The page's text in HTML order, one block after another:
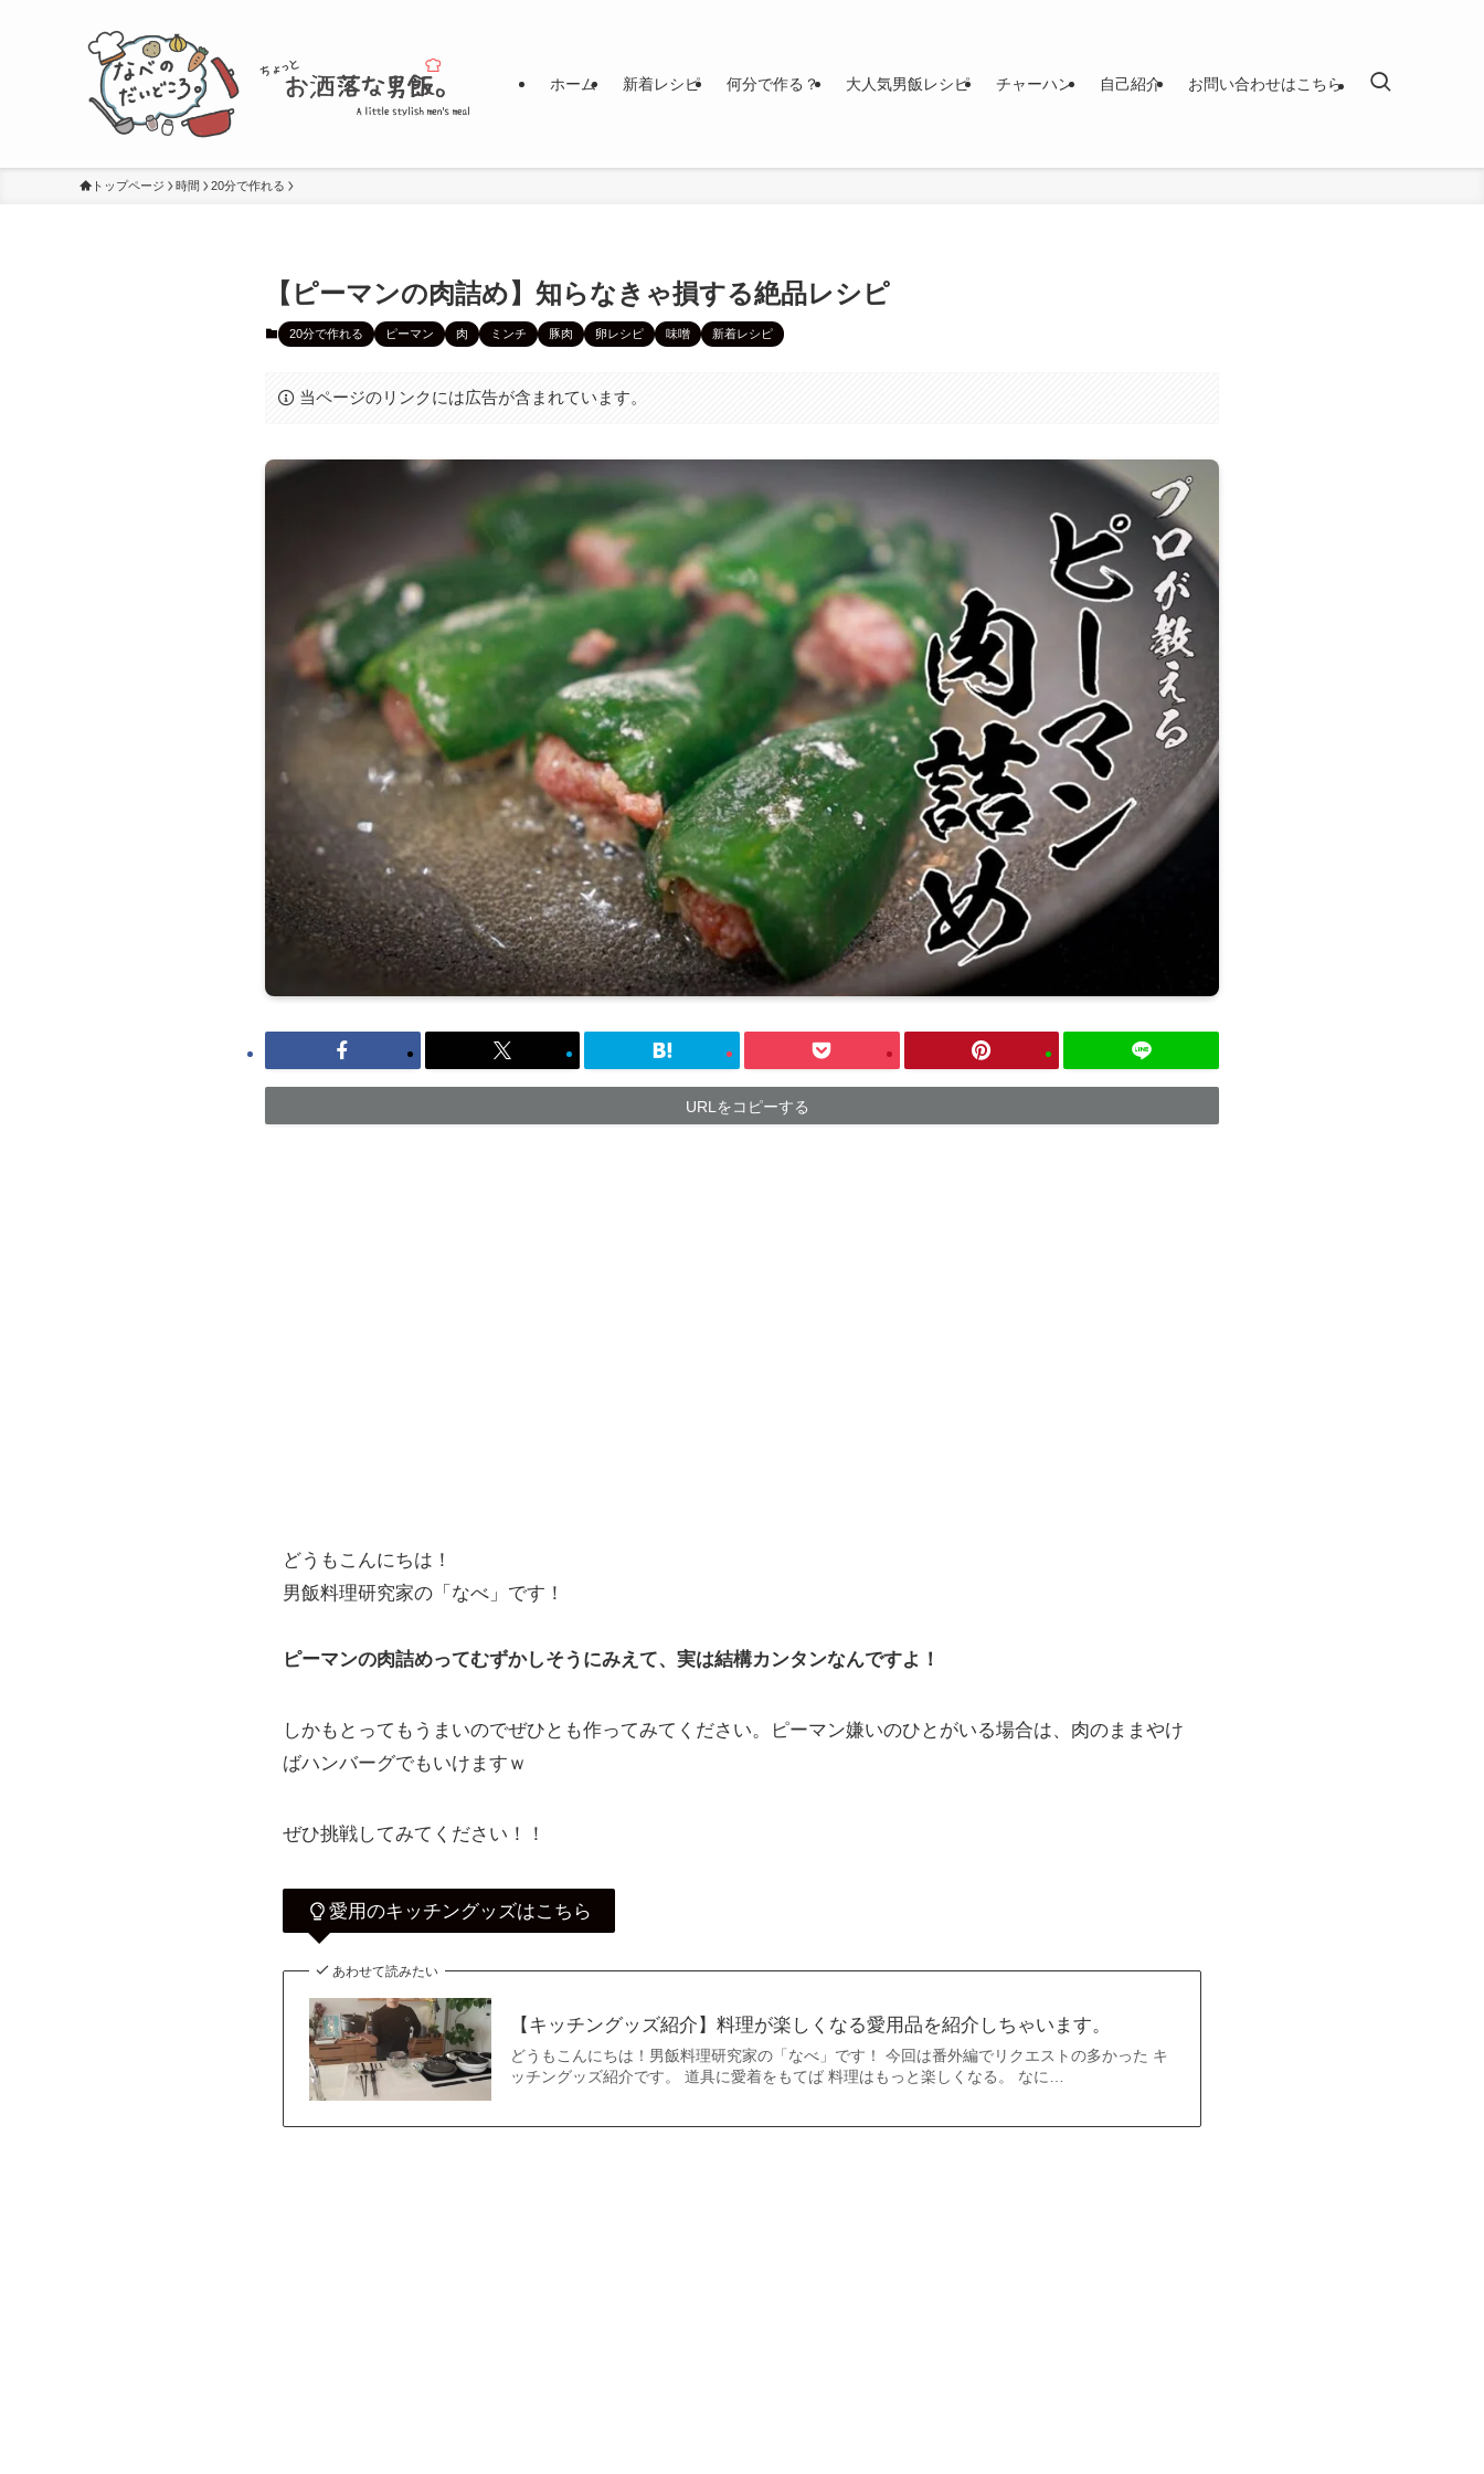
ホーム 新着レシピ 何分で作る？ 大人気男飯レシピ チャーハン 自己紹介 お問い合わせはこちら
トップページ 時間 20分で作れる
【ピーマンの肉詰め】知らなきゃ損する絶品レシピ
20分で作れる ピーマン 肉 ミンチ 豚肉 卵レシピ 味噌 新着レシピ
当ページのリンクには広告が含まれています。
URLをコピーする
どうもこんにちは！
男飯料理研究家の「なべ」です！
ピーマンの肉詰めってむずかしそうにみえて、実は結構カンタンなんですよ！
しかもとってもうまいのでぜひとも作ってみてください。ピーマン嫌いのひとがいる場合は、肉のままやけ
ばハンバーグでもいけますｗ
ぜひ挑戦してみてください！！
愛用のキッチングッズはこちら
あわせて読みたい
【キッチングッズ紹介】料理が楽しくなる愛用品を紹介しちゃいます。
どうもこんにちは！男飯料理研究家の「なべ」です！ 今回は番外編でリクエストの多かった キ
ッチングッズ紹介です。 道具に愛着をもてば 料理はもっと楽しくなる。 なに…